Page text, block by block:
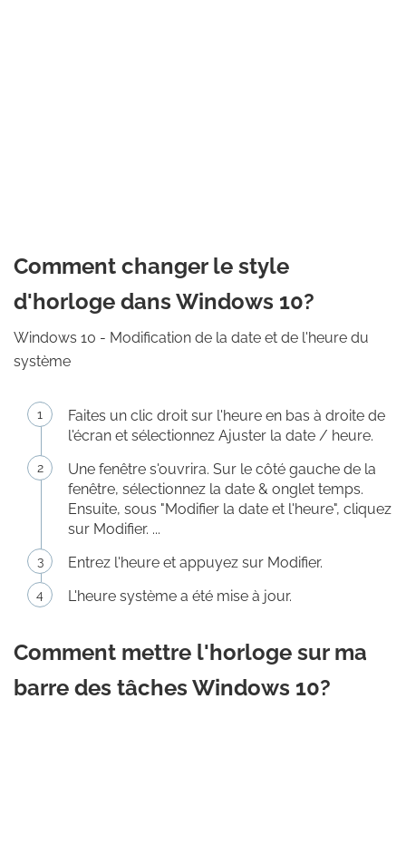
Comment changer le style
d'horloge dans Windows 10?
Windows 10 - Modification de la date et de l'heure du
système
Faites un clic droit sur l'heure en bas à droite de
l'écran et sélectionnez Ajuster la date / heure.
Une fenêtre s'ouvrira. Sur le côté gauche de la
fenêtre, sélectionnez la date & onglet temps.
Ensuite, sous "Modifier la date et l'heure", cliquez
sur Modifier. ...
Entrez l'heure et appuyez sur Modifier.
L'heure système a été mise à jour.
Comment mettre l'horloge sur ma
barre des tâches Windows 10?